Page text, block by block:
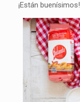
¡Están buenísimos!